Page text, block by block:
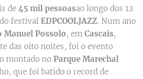
de 45 mil pessoasao longo dos 12
festival EDPCOOLJAZZ. Num ano
Possolo, em Cascais,
das oito noites, foi o evento
montado no Parque Marechal
que foi batido o record de